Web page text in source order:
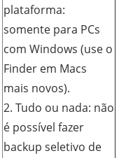
plataforma:
somente para PCs
com Windows (use o
Finder em Macs
mais novos).
2. Tudo ou nada: não
é possível fazer
backup seletivo de